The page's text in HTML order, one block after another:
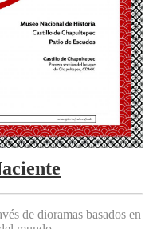
de dioramas basados en